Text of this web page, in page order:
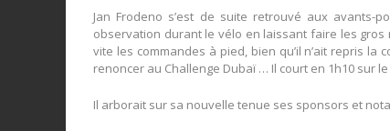
Jan Frodeno s’est de suite retrouvé aux avants-
observation durant le vélo en laissant faire les
vite les commandes à pied, bien qu’il n’ait repris
renoncer au Challenge Dubaï … Il court en 1h10 sur le
Il arborait sur sa nouvelle tenue ses sponsors et